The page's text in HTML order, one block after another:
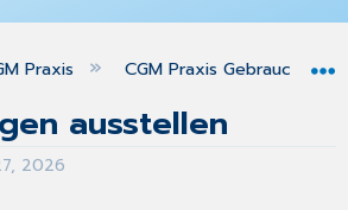
global hierarchy
Praxis CGM Praxis
ausstellen
2026